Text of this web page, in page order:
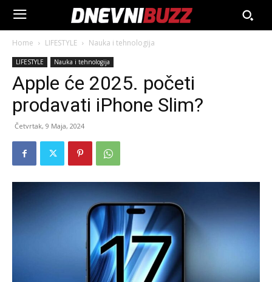
Home LIFESTYLE Nauka i tehnologija
LIFESTYLE Nauka i tehnologija
Apple će 2025. početi
prodavati iPhone Slim?
Četvrtak, 9 Maja, 2024